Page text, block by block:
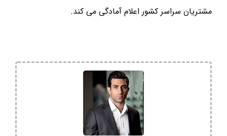
مشتریان سراسر کشور اعلام آمادگی می کند.